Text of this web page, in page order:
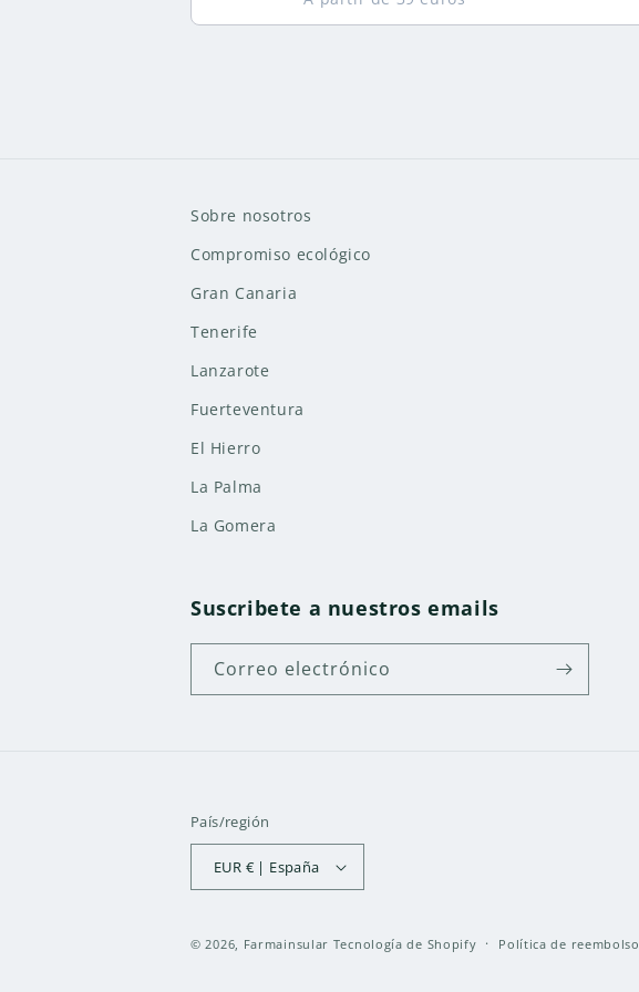
Sobre nosotros
Compromiso ecológico
Gran Canaria
Tenerife
Lanzarote
Fuerteventura
El Hierro
La Palma
La Gomera
Suscribete a nuestros emails
Correo electrónico
País/región
EUR € | España
© 2026, Farmainsular Tecnología de Shopify Política de reembolso